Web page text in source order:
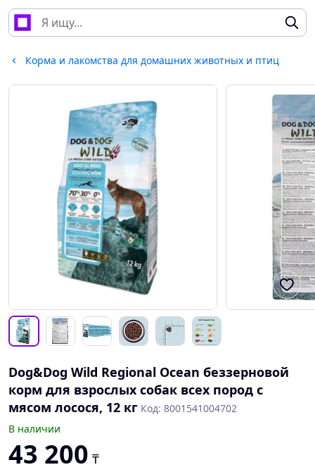
Корма и лакомства для домашних животных и птиц
Dog&Dog Wild Regional Ocean беззерновой
корм для взрослых собак всех пород с
мясом лосося, 12 кг Код: 8001541004702
В наличии
43 200 ₸